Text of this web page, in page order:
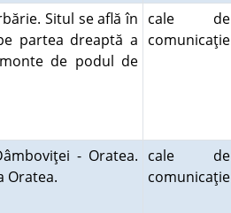
Situl se află în
partea dreaptă a
de podul de
cale de
comunicaţie
- Oratea.
Oratea.
cale de
comunicaţie